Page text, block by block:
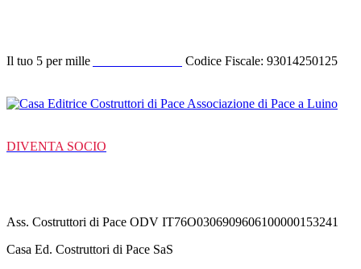
Il tuo 5 per mille Codice Fiscale: 93014250125
DIVENTA SOCIO
Ass. Costruttori di Pace ODV IT76O0306909606100000153241
Casa Ed. Costruttori di Pace SaS